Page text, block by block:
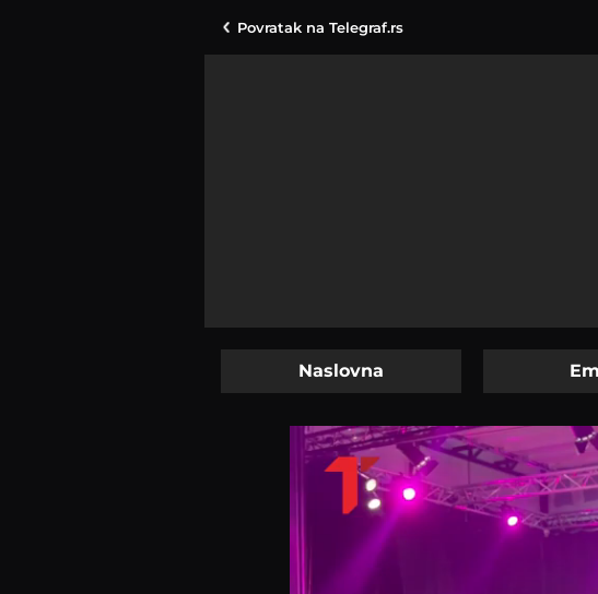
Povratak na Telegraf.rs
Naslovna